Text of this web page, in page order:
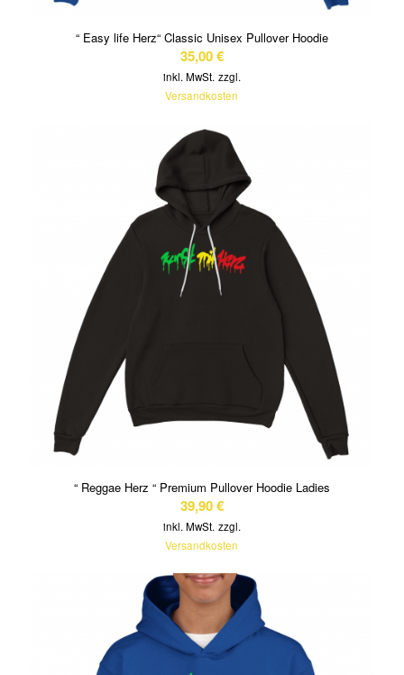
“ Easy life Herz“ Classic Unisex Pullover Hoodie
35,00€
inkl. MwSt. zzgl.
Versandkosten
“ Reggae Herz “ Premium Pullover Hoodie Ladies
39,90€
inkl. MwSt. zzgl.
Versandkosten